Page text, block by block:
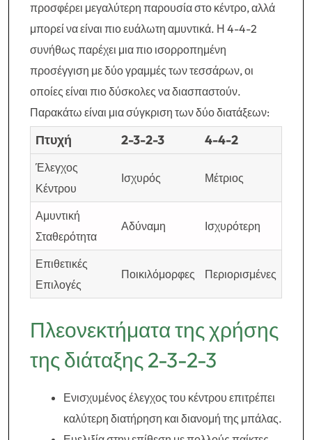
προσφέρει μεγαλύτερη παρουσία στο κέντρο, αλλά
μπορεί να είναι πιο ευάλωτη αμυντικά. Η 4-4-2
συνήθως παρέχει μια πιο ισορροπημένη
προσέγγιση με δύο γραμμές των τεσσάρων, οι
οποίες είναι πιο δύσκολες να διασπαστούν.
Παρακάτω είναι μια σύγκριση των δύο διατάξεων:
Πτυχή 2-3-2-3 4-4-2
Έλεγχος
Κέντρου
Ισχυρός Μέτριος
Αμυντική
Σταθερότητα
Αδύναμη Ισχυρότερη
Επιθετικές
Επιλογές
Ποικιλόμορφες Περιορισμένες
Πλεονεκτήματα της χρήσης
της διάταξης 2-3-2-3
Ενισχυμένος έλεγχος του κέντρου επιτρέπει
καλύτερη διατήρηση και διανομή της μπάλας.